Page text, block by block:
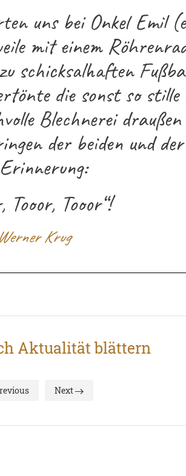
uns bei Onkel Emil
mit einem
schicksalhaften
die sonst so stille
Blechnerei
der beiden und
Tooor, Tooor“!
Krug
Aktualität blättern
Next